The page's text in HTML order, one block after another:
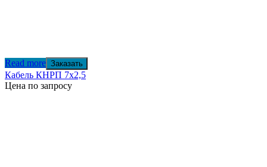
Read more Заказать
Кабель КНРП 7х2,5
Цена по запросу